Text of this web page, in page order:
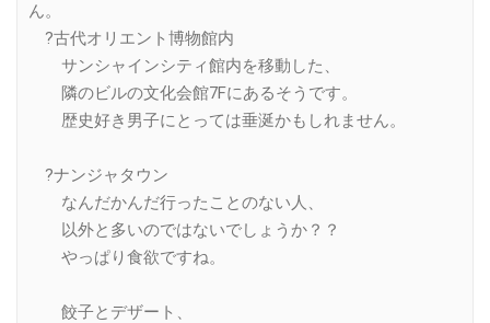
ん。
?古代オリエント博物館内
サンシャインシティ館内を移動した、
隣のビルの文化会館7Fにあるそうです。
歴史好き男子にとっては垂涎かもしれません。
?ナンジャタウン
なんだかんだ行ったことのない人、
以外と多いのではないでしょうか？？
やっぱり食欲ですね。
餃子とデザート、